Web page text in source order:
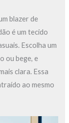
blazer de
é um tecido
Escolha um
ou bege, e
clara. Essa
ao mesmo